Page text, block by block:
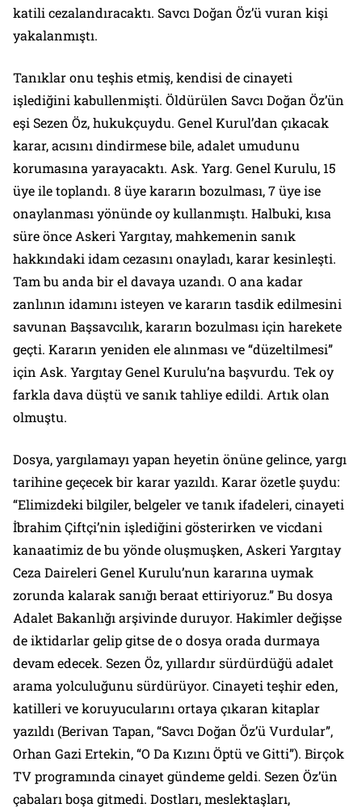
katili cezalandıracaktı. Savcı Doğan Öz’ü vuran kişi
yakalanmıştı.
Tanıklar onu teşhis etmiş, kendisi de cinayeti
işlediğini kabullenmişti. Öldürülen Savcı Doğan Öz’ün
eşi Sezen Öz, hukukçuydu. Genel Kurul’dan çıkacak
karar, acısını dindirmese bile, adalet umudunu
korumasına yarayacaktı. Ask. Yarg. Genel Kurulu, 15
üye ile toplandı. 8 üye kararın bozulması, 7 üye ise
onaylanması yönünde oy kullanmıştı. Halbuki, kısa
süre önce Askeri Yargıtay, mahkemenin sanık
hakkındaki idam cezasını onayladı, karar kesinleşti.
Tam bu anda bir el davaya uzandı. O ana kadar
zanlının idamını isteyen ve kararın tasdik edilmesini
savunan Başsavcılık, kararın bozulması için harekete
geçti. Kararın yeniden ele alınması ve “düzeltilmesi”
için Ask. Yargıtay Genel Kurulu’na başvurdu. Tek oy
farkla dava düştü ve sanık tahliye edildi. Artık olan
olmuştu.
Dosya, yargılamayı yapan heyetin önüne gelince, yargı
tarihine geçecek bir karar yazıldı. Karar özetle şuydu:
“Elimizdeki bilgiler, belgeler ve tanık ifadeleri, cinayeti
İbrahim Çiftçi’nin işlediğini gösterirken ve vicdani
kanaatimiz de bu yönde oluşmuşken, Askeri Yargıtay
Ceza Daireleri Genel Kurulu’nun kararına uymak
zorunda kalarak sanığı beraat ettiriyoruz.” Bu dosya
Adalet Bakanlığı arşivinde duruyor. Hakimler değişse
de iktidarlar gelip gitse de o dosya orada durmaya
devam edecek. Sezen Öz, yıllardır sürdürdüğü adalet
arama yolculuğunu sürdürüyor. Cinayeti teşhir eden,
katilleri ve koruyucularını ortaya çıkaran kitaplar
yazıldı (Berivan Tapan, “Savcı Doğan Öz’ü Vurdular”,
Orhan Gazi Ertekin, “O Da Kızını Öptü ve Gitti”). Birçok
TV programında cinayet gündeme geldi. Sezen Öz’ün
çabaları boşa gitmedi. Dostları, meslektaşları,